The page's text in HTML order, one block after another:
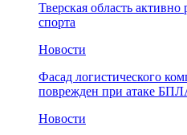
Тверская область активно
спорта
Новости
Фасад логистического
поврежден при атаке
Новости